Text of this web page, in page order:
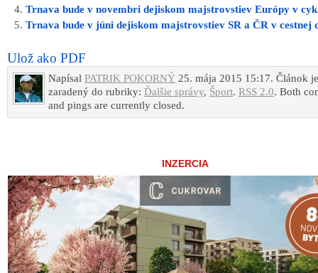
Trnava bude v novembri dejiskom majstrovstiev Európy v
Trnava bude v júni dejiskom majstrovstiev SR a ČR v cestnej
Ulož ako PDF
Napísal PATRIK POKORNÝ 25. mája 2015 15:17. Článok je
zaradený do rubriky: Ďalšie správy, Šport. RSS 2.0. Both
and pings are currently closed.
INZERCIA